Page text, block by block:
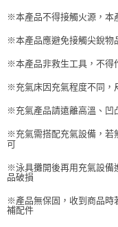
１．於結帳方式選擇「
２．訂單成立數日內，您
ATM／網路銀行／等多元
購買商品的店家。未經商家
※ 交易是否成功請以「
客戶支援中心」https://
１．透過由恩沛科技股份
易，需依本服務之必要範圍
每筆NT$70，滿
每筆NT$70，滿
萊爾富取貨付款
每筆NT$70，滿
付款後萊爾富取貨
7-11取貨付款
每筆NT$70，滿
※本產品不得接觸火源，本
※本產品應避免接觸尖銳物
※本產品非救生工具，不得
※充氣床因充氣程度不同，
※充氣產品請遠離高溫、凹
※充氣需搭配充氣設備，若
可
※泳具攤開後再用充氣設備
品破損
※產品無保固，收到商品時
補配件